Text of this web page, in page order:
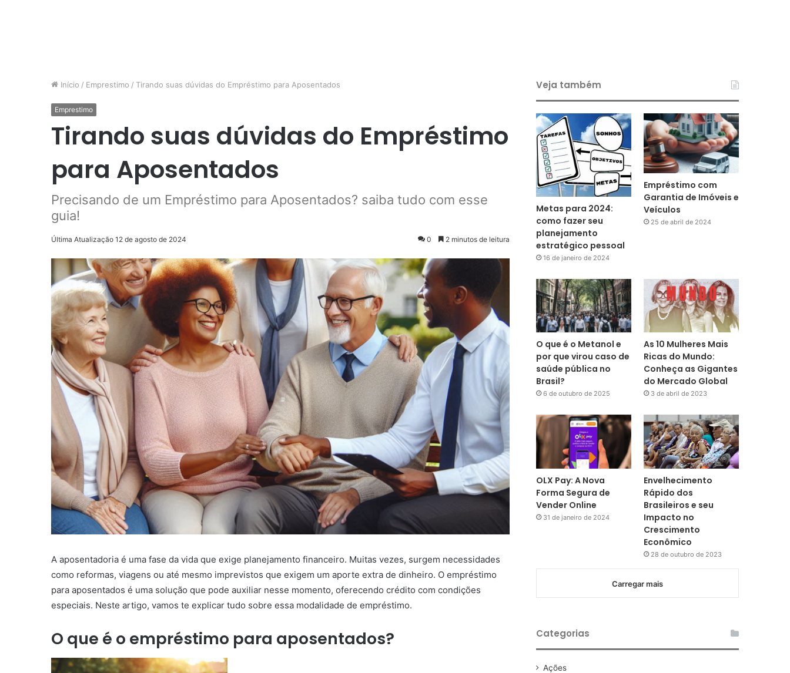
Início / Emprestimo / Tirando suas dúvidas do Empréstimo para Aposentados
Emprestimo
Tirando suas dúvidas do Empréstimo
para Aposentados
Precisando de um Empréstimo para Aposentados? saiba tudo com esse
guia!
Última Atualização 12 de agosto de 2024 0 2 minutos de leitura
A aposentadoria é uma fase da vida que exige planejamento financeiro. Muitas vezes, surgem necessidades
como reformas, viagens ou até mesmo imprevistos que exigem um aporte extra de dinheiro. O empréstimo
para aposentados é uma solução que pode auxiliar nesse momento, oferecendo crédito com condições
especiais. Neste artigo, vamos te explicar tudo sobre essa modalidade de empréstimo.
O que é o empréstimo para aposentados?
Veja também
Metas para 2024:
como fazer seu
planejamento
estratégico pessoal
16 de janeiro de 2024
Empréstimo com
Garantia de Imóveis e
Veículos
25 de abril de 2024
O que é o Metanol e
por que virou caso de
saúde pública no
Brasil?
6 de outubro de 2025
As 10 Mulheres Mais
Ricas do Mundo:
Conheça as Gigantes
do Mercado Global
3 de abril de 2023
OLX Pay: A Nova
Forma Segura de
Vender Online
31 de janeiro de 2024
Envelhecimento
Rápido dos
Brasileiros e seu
Impacto no
Crescimento
Econômico
28 de outubro de 2023
Carregar mais
Categorias
Ações